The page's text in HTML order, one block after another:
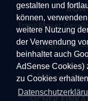
gestalten und
können,
weitere Nutzung
der Verwendung
beinhaltet auch
AdSense Cookies)
zu Cookies
Franz Moser
Bünkerstraße
Tel. +43 4762
E-Mail: